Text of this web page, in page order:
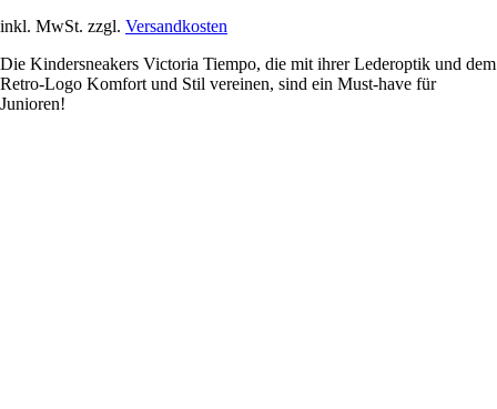
inkl. MwSt. zzgl. Versandkosten
Die Kindersneakers Victoria Tiempo, die mit ihrer Lederoptik und dem
Retro-Logo Komfort und Stil vereinen, sind ein Must-have für
Junioren!